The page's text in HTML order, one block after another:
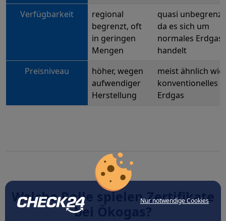
Nur notwendige Cookies
Verfügbarkeit
regional
begrenzt, oft
in geringen
Mengen
quasi
da es sich um
normales Erdgas
handelt
Preisniveau
höher, wegen
aufwendiger
Herstellung
meist ähnlich wie
konventionelles
Erdgas
Welche Rolle spielen Zertifikate
bei Ökogas?